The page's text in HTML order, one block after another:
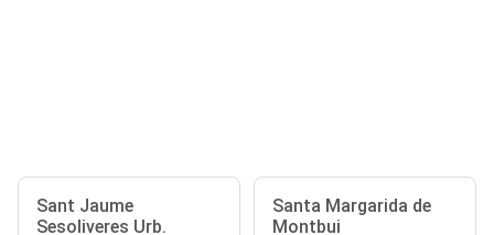
Sant Jaume
Sesoliveres Urb.
Santa Margarida de
Montbui